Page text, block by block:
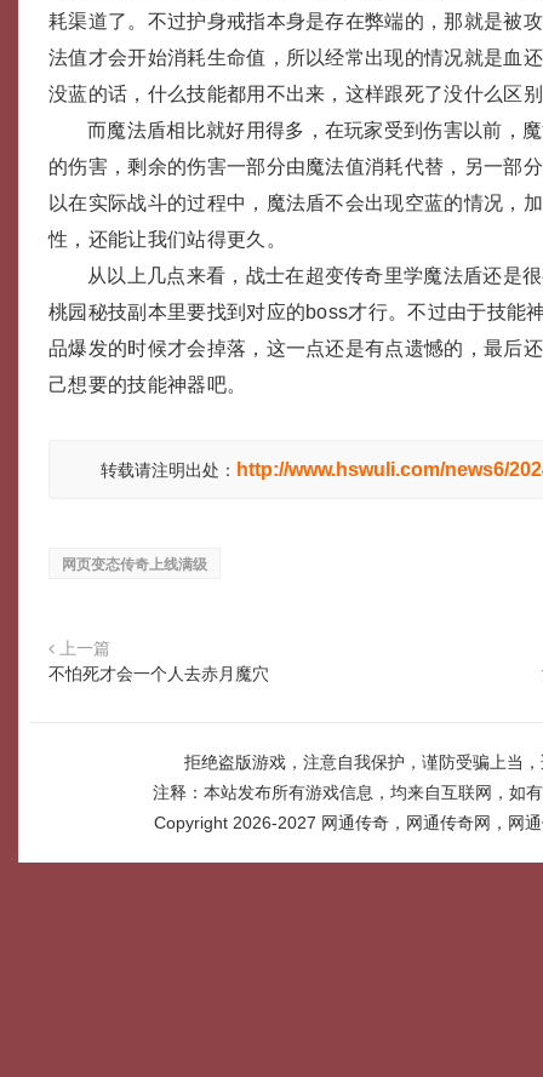
耗渠道了。不过护身戒指本身是存在弊端的，那就是被
法值才会开始消耗生命值，所以经常出现的情况就是血
没蓝的话，什么技能都用不出来，这样跟死了没什么区
而魔法盾相比就好用得多，在玩家受到伤害以前，
的伤害，剩余的伤害一部分由魔法值消耗代替，另一部
以在实际战斗的过程中，魔法盾不会出现空蓝的情况，
性，还能让我们站得更久。
从以上几点来看，战士在超变传奇里学魔法盾还是
桃园秘技副本里要找到对应的boss才行。不过由于技能
品爆发的时候才会掉落，这一点还是有点遗憾的，最后
己想要的技能神器吧。
转载请注明出处： http://www.hswuli.com/news6/
网页变态传奇上线满级
上一篇
不怕死才会一个人去赤月魔穴
拒绝盗版游戏，注意自我保护，谨防受骗上当
注释：本站发布所有游戏信息，均来自互联网，如
Copyright 2026-2027 网通传奇，网通传奇网，网